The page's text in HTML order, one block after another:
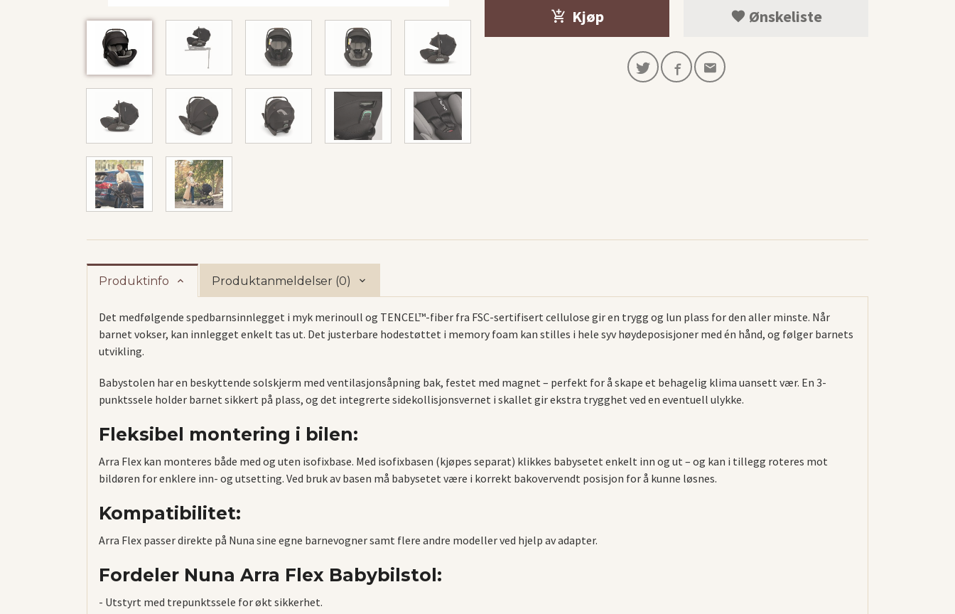
Kjøp Ønskeliste
Produktinfo Produktanmeldelser (0)
Det medfølgende spedbarnsinnlegget i myk merinoull og TENCEL™-fiber fra FSC-sertifisert cellulose gir en trygg og lun plass for den aller minste. Når
barnet vokser, kan innlegget enkelt tas ut. Det justerbare hodestøttet i memory foam kan stilles i hele syv høydeposisjoner med én hånd, og følger barnets
utvikling.
Babystolen har en beskyttende solskjerm med ventilasjonsåpning bak, festet med magnet – perfekt for å skape et behagelig klima uansett vær. En 3-
punktssele holder barnet sikkert på plass, og det integrerte sidekollisjonsvernet i skallet gir ekstra trygghet ved en eventuell ulykke.
Fleksibel montering i bilen:
Arra Flex kan monteres både med og uten isofixbase. Med isofixbasen (kjøpes separat) klikkes babysetet enkelt inn og ut – og kan i tillegg roteres mot
bildøren for enklere inn- og utsetting. Ved bruk av basen må babysetet være i korrekt bakovervendt posisjon for å kunne løsnes.
Kompatibilitet:
Arra Flex passer direkte på Nuna sine egne barnevogner samt flere andre modeller ved hjelp av adapter.
Fordeler Nuna Arra Flex Babybilstol:
- Utstyrt med trepunktssele for økt sikkerhet.